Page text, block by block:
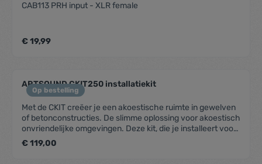
CAB113 PRH input - XLR female
€ 19,99
Op bestelling
ARTSOUND CKIT250 installatiekit
Met de CKIT creëer je een akoestische ruimte in gewelven
of betonconstructies. De slimme oplossing voor akoestisch
onvriendelijke omgevingen. Deze kit, die je installeert voor
je het beton giet, genereert een mooie klank in elke
betonconstructie.SpecificatiesReferentie: CKIT
€ 119,00